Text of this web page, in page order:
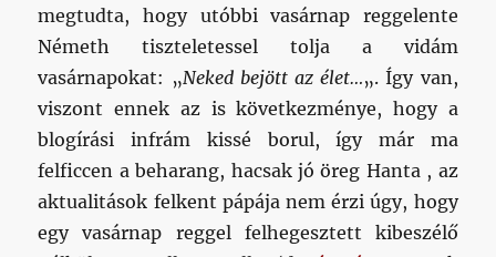
megtudta, hogy utóbbi vasárnap reggelente
Németh tiszteletessel tolja a vidám
vasárnapokat: „Neked bejött az élet…„. Így van,
viszont ennek az is következménye, hogy a
blogírási infrám kissé borul, így már ma
felficcen a beharang, hacsak jó öreg Hanta , az
aktualitások felkent pápája nem érzi úgy, hogy
egy vasárnap reggel felhegesztett kibeszélő